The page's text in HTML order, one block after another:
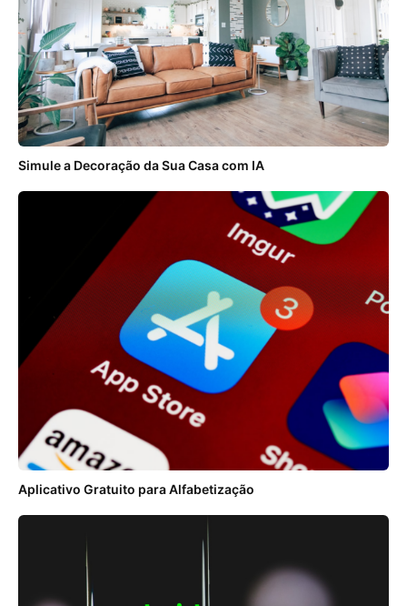
Simule a Decoração da Sua Casa com IA
Aplicativo Gratuito para Alfabetização